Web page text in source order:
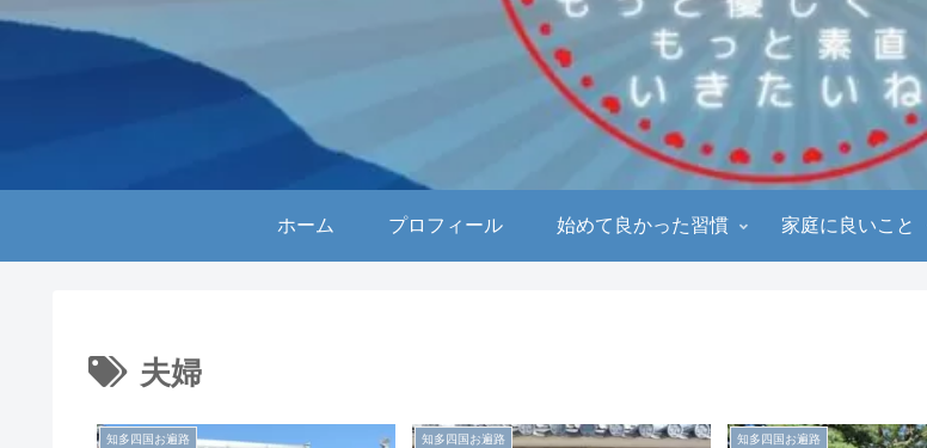
ホーム プロフィール 始めて良かった習慣 家庭に良いこと
夫婦
知多四国お遍路 知多四国お遍路 知多四国お遍路